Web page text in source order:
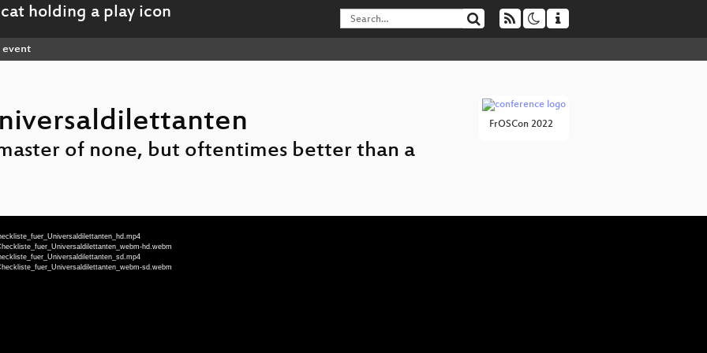
event
FrOSCon 2022
of none, but oftentimes better than a
hd.webm
sd.webm